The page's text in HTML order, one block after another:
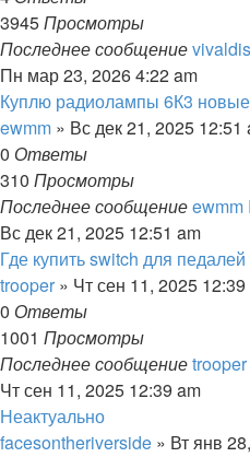
3945Просмотры
Последнее сообщениеvivaldis
Пн мар 23, 2026 4:22 am
Куплю радиолампы 6К3 новые
ewmm » Вс дек 21, 2025 12:51
0 Ответы
310 Просмотры
Последнее сообщениеewmm
Вс дек 21, 2025 12:51 am
Где купить switch для
trooper » Чт сен 11, 2025
0 Ответы
1001 Просмотры
Последнее сообщениеtrooper
Чт сен 11, 2025 12:39 am
Неактуально
facesontheriverside » Вт янв